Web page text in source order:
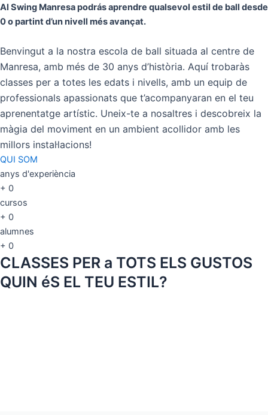
Al Swing Manresa podrás aprendre qualsevol estil de ball desde
0 o partint d’un nivell més avançat.
Benvingut a la nostra escola de ball situada al centre de
Manresa, amb més de 30 anys d’història. Aquí trobaràs
classes per a totes les edats i nivells, amb un equip de
professionals apassionats que t’acompanyaran en el teu
aprenentatge artístic. Uneix-te a nosaltres i descobreix la
màgia del moviment en un ambient acollidor amb les
millors instal·lacions!
QUI SOM
anys d'experiència
+ 0
cursos
+ 0
alumnes
+ 0
CLASSES PER a TOTS ELS GUSTOS
QUIN éS EL TEU ESTIL?